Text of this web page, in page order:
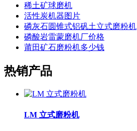
稀土矿球磨机
活性炭机器图片
磷灰石圆锥式铝矾土立式磨粉机
磷酸岩雷蒙磨机厂价格
莆田矿石磨粉机多少钱
热销产品
LM 立式磨粉机